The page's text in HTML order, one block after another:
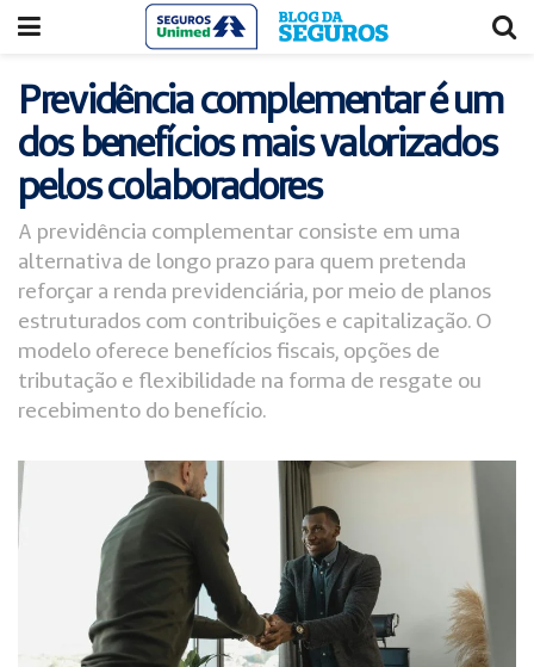
Previdência complementar é um
dos benefícios mais valorizados
pelos colaboradores
A previdência complementar consiste em uma
alternativa de longo prazo para quem pretenda
reforçar a renda previdenciária, por meio de planos
estruturados com contribuições e capitalização. O
modelo oferece benefícios fiscais, opções de
tributação e flexibilidade na forma de resgate ou
recebimento do benefício.